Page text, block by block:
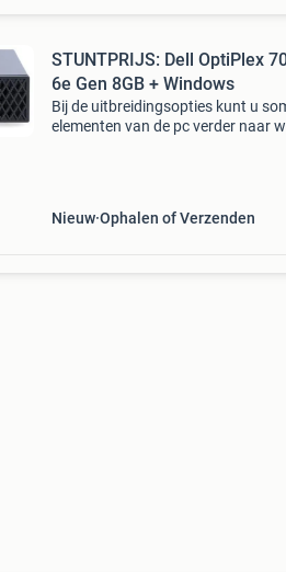
STUNTPRIJS: Dell OptiPlex
6e Gen 8GB + Windows
Bij de uitbreidingsopties kunt u
elementen van de pc verder naar
Nieuw Ophalen of Verzenden